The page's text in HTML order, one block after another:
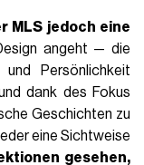
MLS jedoch eine
angeht — die
Persönlichkeit
dank des Fokus
Geschichten zu
eine Sichtweise
gesehen,